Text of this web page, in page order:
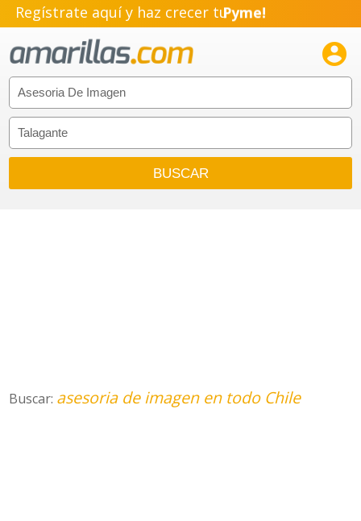
Regístrate aquí y haz crecer tuPyme!
Emprendimiento!

Buscar: asesoria de imagen en todo Chile